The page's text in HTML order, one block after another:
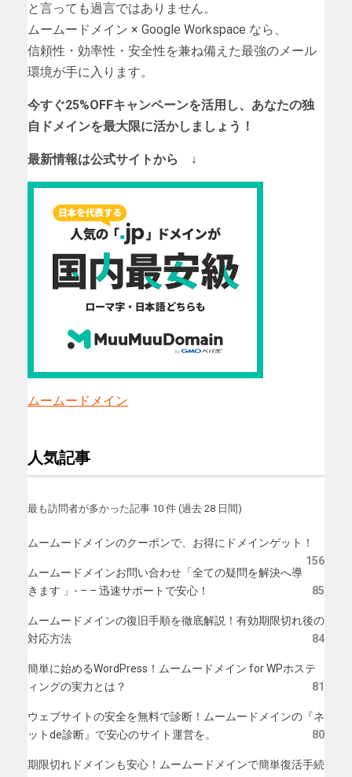
と言っても過言ではありません。
ムームードメイン × Google Workspace なら、
信頼性・効率性・安全性を兼ね備えた最強のメール
環境が手に入ります。
今すぐ25%OFFキャンペーンを活用し、あなたの独
自ドメインを最大限に活かしましょう！
最新情報は公式サイトから ↓
ムームードメイン
人気記事
最も訪問者が多かった記事 10 件 (過去 28 日間)
ムームードメインのクーポンで、お得にドメインゲット！
156
ムームードメインお問い合わせ「全ての疑問を解決へ導
きます 」- – – 迅速サポートで安心！
85
ムームードメインの復旧手順を徹底解説！有効期限切れ後の
対応方法
84
簡単に始めるWordPress！ムームードメイン for WPホステ
ィングの実力とは？
81
ウェブサイトの安全を無料で診断！ムームードメインの『ネ
ットde診断』で安心のサイト運営を。
80
期限切れドメインも安心！ムームードメインで簡単復活手続